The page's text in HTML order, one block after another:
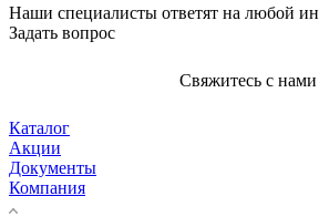
Наши специалисты ответят на любой
Задать вопрос
Свяжитесь с нами
Каталог
Акции
Документы
Компания